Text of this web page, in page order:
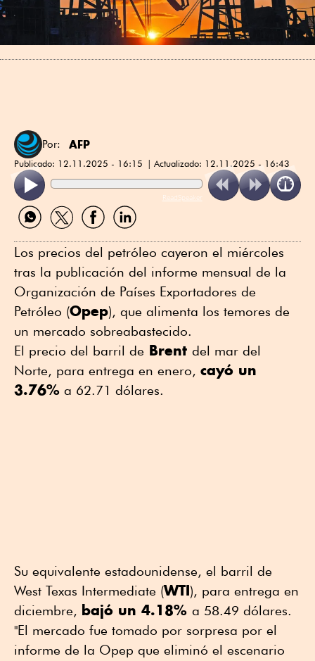
Por: AFP
Publicado: 12.11.2025 - 16:15 Actualizado: 12.11.2025 - 16:43
ReadSpeaker
Compartir
por
Compartir
por
Compartir
por
Compartir
por
Los precios del petróleo cayeron el miércoles
tras la publicación del informe mensual de la
Organización de Países Exportadores de
Petróleo (Opep), que alimenta los temores de
un mercado sobreabastecido.
El precio del barril de Brent del mar del
Norte, para entrega en enero, cayó un
3.76% a 62.71 dólares.
Su equivalente estadounidense, el barril de
West Texas Intermediate (WTI), para entrega en
diciembre, bajó un 4.18% a 58.49 dólares.
"El mercado fue tomado por sorpresa por el
informe de la Opep que eliminó el escenario